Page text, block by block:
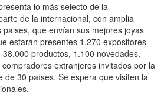
lo más selecto de la
de la internacional, con amplia
que envían sus mejores joyas
estarán presentes 1.270 expositores
productos, 1.100 novedades,
extranjeros invitados por la
de 30 países. Se espera que visiten la